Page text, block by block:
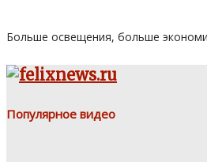
Больше освещения, больше
Популярное видео